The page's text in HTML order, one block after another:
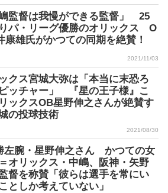
嶋監督は我慢ができる監督」 25
パ・リーグ優勝のオリックス O
康雄氏がかつての同期を絶賛！
2021/11/03
クス宮城大弥は「本当に末恐ろ
ッチャー」 『星の王子様』こ
ックスOB星野伸之さんが絶賛す
の投球技術
2021/08/30
左腕・星野伸之さん かつての女
オリックス・中嶋、阪神・矢野
督を称賛「彼らは選手を常にい
としか考えていない」